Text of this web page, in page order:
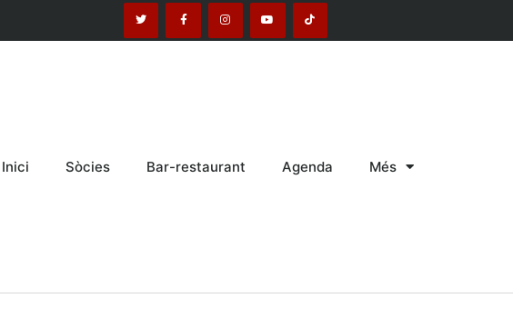
Inici Sòcies Bar-restaurant Agenda Més